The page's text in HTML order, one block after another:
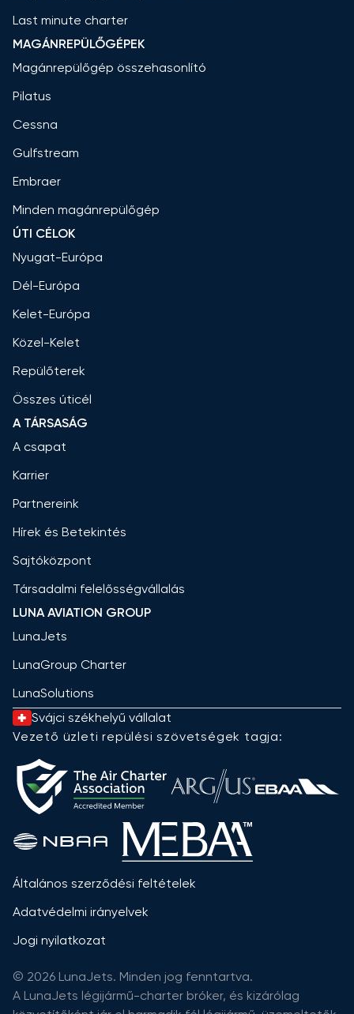
Last minute charter
MAGÁNREPÜLŐGÉPEK
Magánrepülőgép összehasonlító
Pilatus
Cessna
Gulfstream
Embraer
Minden magánrepülőgép
ÚTI CÉLOK
Nyugat-Európa
Dél-Európa
Kelet-Európa
Közel-Kelet
Repülőterek
Összes úticél
A TÁRSASÁG
A csapat
Karrier
Partnereink
Hírek és Betekintés
Sajtóközpont
Társadalmi felelősségvállalás
LUNA AVIATION GROUP
LunaJets
LunaGroup Charter
LunaSolutions
Svájci székhelyű vállalat
Vezető üzleti repülési szövetségek tagja:
Általános szerződési feltételek
Adatvédelmi irányelvek
Jogi nyilatkozat
© 2026 LunaJets. Minden jog fenntartva.
A LunaJets légijármű-charter bróker, és kizárólag